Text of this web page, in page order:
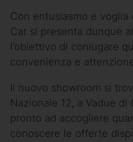
Con entusiasmo e voglia
Car si presenta dunque
l’obiettivo di coniugare
convenienza e
Il nuovo showroom si
Nazionale 12, a Vadue di
pronto ad accogliere
conoscere le offerte